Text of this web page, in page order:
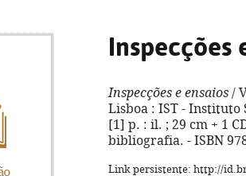
Inspecções
Inspecções e ensaios /
Lisboa : IST - Instituto
[1] p. : il. ; 29 cm + 1
bibliografia. - ISBN
Link persistente: http://